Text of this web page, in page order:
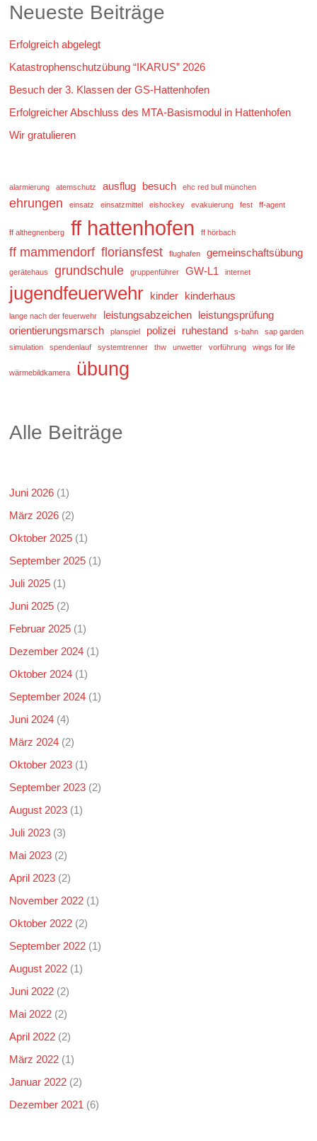
Neueste Beiträge
Erfolgreich abgelegt
Katastrophenschutzübung “IKARUS” 2026
Besuch der 3. Klassen der GS-Hattenhofen
Erfolgreicher Abschluss des MTA-Basismodul in Hattenhofen
Wir gratulieren
alarmierung atemschutz ausflug besuch ehc red bull münchen
ehrungen einsatz einsatzmittel eishockey evakuierung fest ff-agent
ff althegnenberg ff hattenhofen ff hörbach
ff mammendorf floriansfest flughafen gemeinschaftsübung
gerätehaus grundschule gruppenführer GW-L1 internet
jugendfeuerwehr kinder kinderhaus
lange nach der feuerwehr leistungsabzeichen leistungsprüfung
orientierungsmarsch
planspiel polizei ruhestand s-bahn
sap garden
simulation
spendenlauf systemtrenner thw unwetter vorführung wings for life
wärmebildkamera übung
Alle Beiträge
Juni 2026 (1)
März 2026 (2)
Oktober 2025 (1)
September 2025 (1)
Juli 2025 (1)
Juni 2025 (2)
Februar 2025 (1)
Dezember 2024 (1)
Oktober 2024 (1)
September 2024 (1)
Juni 2024 (4)
März 2024 (2)
Oktober 2023 (1)
September 2023 (2)
August 2023 (1)
Juli 2023 (3)
Mai 2023 (2)
April 2023 (2)
November 2022 (1)
Oktober 2022 (2)
September 2022 (1)
August 2022 (1)
Juni 2022 (2)
Mai 2022 (2)
April 2022 (2)
März 2022 (1)
Januar 2022 (2)
Dezember 2021 (6)